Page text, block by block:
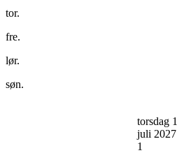
tor.
fre.
lør.
søn.
torsdag 1
juli 2027
1